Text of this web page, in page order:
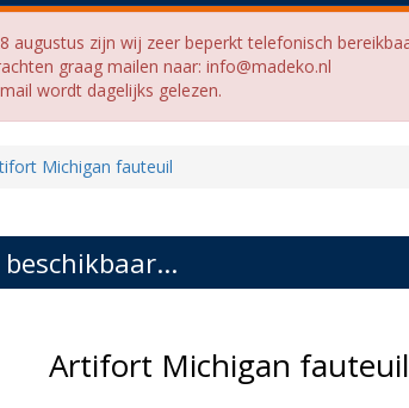
augustus zijn wij zeer beperkt telefonisch
graag mailen naar: info@madeko.nl
wordt dagelijks gelezen.
Michigan fauteuil
Artifort Michigan